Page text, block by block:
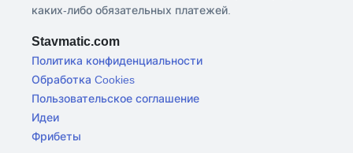
каких-либо обязательных платежей.
Stavmatic.com
Политика конфиденциальности
Обработка Cookies
Пользовательское соглашение
Идеи
Фрибеты